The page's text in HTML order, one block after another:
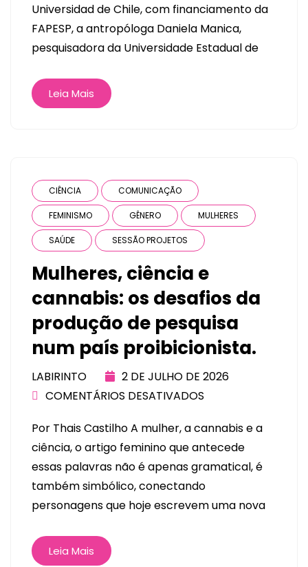
Universidad de Chile, com financiamento da
FAPESP, a antropóloga Daniela Manica,
pesquisadora da Universidade Estadual de
Leia Mais
CIÊNCIA COMUNICAÇÃO
FEMINISMO GÊNERO MULHERES
SAÚDE SESSÃO PROJETOS
Mulheres, ciência e
cannabis: os desafios da
produção de pesquisa
num país proibicionista.
LABIRINTO
2 DE JULHO DE 2026
COMENTÁRIOS DESATIVADOS
Por Thais Castilho A mulher, a cannabis e a
ciência, o artigo feminino que antecede
essas palavras não é apenas gramatical, é
também simbólico, conectando
personagens que hoje escrevem uma nova
Leia Mais